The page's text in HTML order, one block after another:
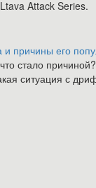
Attack Series.
причины его
стало
ситуация с